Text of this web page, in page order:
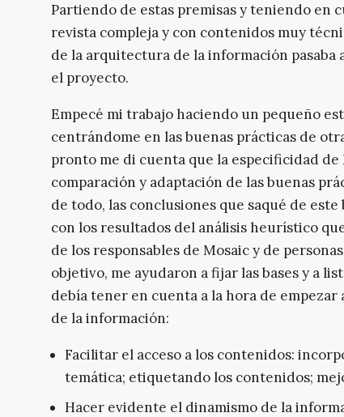
Partiendo de estas premisas y teniendo en
revista compleja y con contenidos muy
de la arquitectura de la información pasaba
el proyecto.
Empecé mi trabajo haciendo un pequeño
centrándome en las buenas prácticas de
pronto me di cuenta que la especificidad
comparación y adaptación de las buenas
de todo, las conclusiones que saqué de
con los resultados del análisis heurístico
de los responsables de Mosaic y de
objetivo, me ayudaron a fijar las bases y a
debía tener en cuenta a la hora de
de la información:
Facilitar el acceso a los contenidos:
temática; etiquetando los contenidos;
Hacer evidente el dinamismo de la